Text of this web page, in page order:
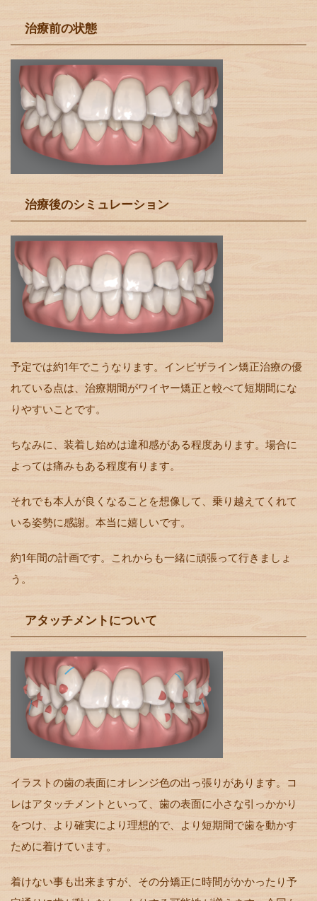
治療前の状態
治療後のシミュレーション
予定では約1年でこうなります。インビザライン矯正治療の優
れている点は、治療期間がワイヤー矯正と較べて短期間にな
りやすいことです。
ちなみに、装着し始めは違和感がある程度あります。場合に
よっては痛みもある程度有ります。
それでも本人が良くなることを想像して、乗り越えてくれて
いる姿勢に感謝。本当に嬉しいです。
約1年間の計画です。これからも一緒に頑張って行きましょ
う。
アタッチメントについて
イラストの歯の表面にオレンジ色の出っ張りがあります。コ
レはアタッチメントといって、歯の表面に小さな引っかかり
をつけ、より確実により理想的で、より短期間で歯を動かす
ために着けています。
着けない事も出来ますが、その分矯正に時間がかかったり予